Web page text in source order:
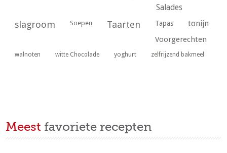
Salades
slagroom Soepen Taarten Tapas tonijn
Voorgerechten
walnoten witte Chocolade yoghurt zelfrijzend bakmeel
Meest favoriete recepten